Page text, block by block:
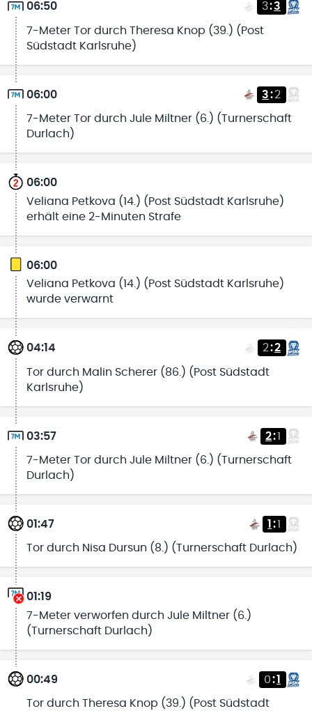
06:50 3:3
7-Meter Tor durch Theresa Knop (39.) (Post
Südstadt Karlsruhe)
06:00 3:2
7-Meter Tor durch Jule Miltner (6.) (Turnerschaft
Durlach)
06:00
Veliana Petkova (14.) (Post Südstadt Karlsruhe)
erhält eine 2-Minuten Strafe
06:00
Veliana Petkova (14.) (Post Südstadt Karlsruhe)
wurde verwarnt
04:14 2:2
Tor durch Malin Scherer (86.) (Post Südstadt
Karlsruhe)
03:57 2:1
7-Meter Tor durch Jule Miltner (6.) (Turnerschaft
Durlach)
01:47 1 :1
Tor durch Nisa Dursun (8.) (Turnerschaft Durlach)
01:19
7-Meter verworfen durch Jule Miltner (6.)
(Turnerschaft Durlach)
00:49 0:1
Tor durch Theresa Knop (39.) (Post Südstadt